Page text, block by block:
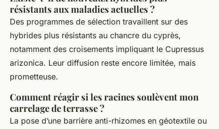
résistants aux maladies actuelles ?
Des programmes de sélection travaillent sur des
hybrides plus résistants au chancre du cyprès,
notamment des croisements impliquant le Cupressus
arizonica. Leur diffusion reste encore limitée, mais
prometteuse.
Comment réagir si les racines soulèvent mon
carrelage de terrasse ?
La pose d’une barrière anti-rhizomes en géotextile ou